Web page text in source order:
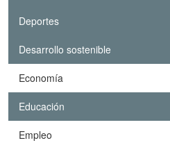
Deportes
Desarrollo sostenible
Economía
Educación
Empleo